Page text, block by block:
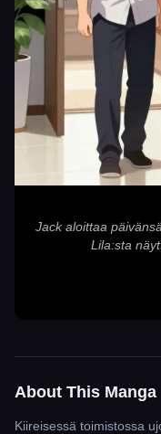
Jack aloittaa
Lila:sta
About This Manga
Kiireisessä toimistossa